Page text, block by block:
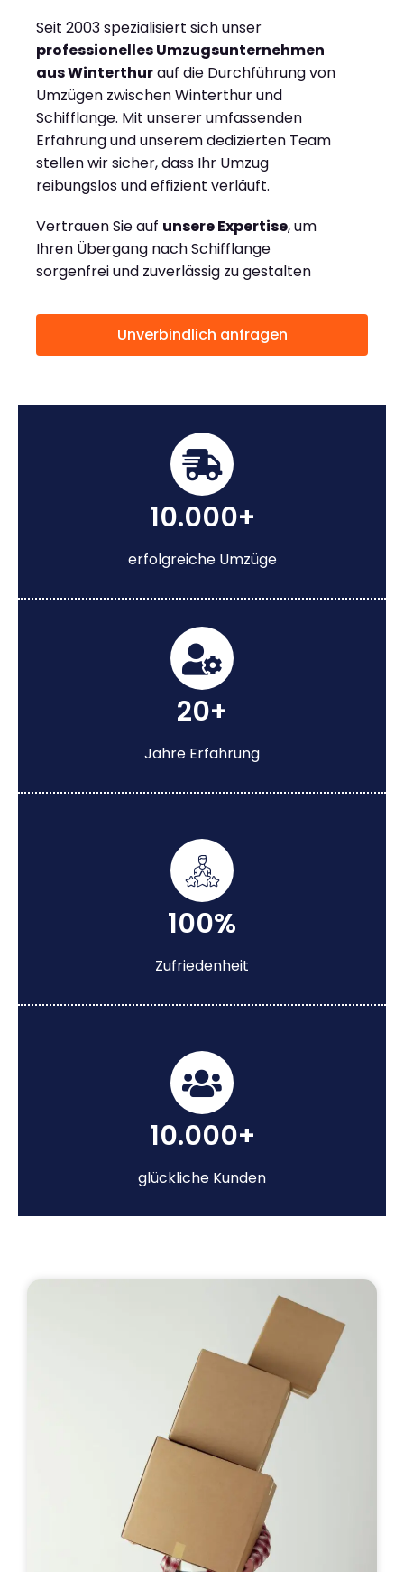
Seit 2003 spezialisiert sich unser
professionelles Umzugsunternehmen
aus Winterthurauf die Durchführung von
Umzügen zwischen Winterthur und
Schifflange. Mit unserer umfassenden
Erfahrung und unserem dedizierten Team
stellen wir sicher, dass Ihr Umzug
reibungslos und effizient verläuft.
Vertrauen Sie auf unsere Expertise, um
Ihren Übergang nach Schifflange
sorgenfrei und zuverlässig zu gestalten
Unverbindlich anfragen
10.000+
erfolgreiche Umzüge
20+
Jahre Erfahrung
100%
Zufriedenheit
10.000+
glückliche Kunden